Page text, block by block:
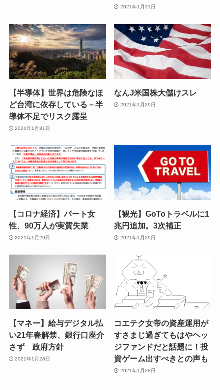
2021年1月31日
【半導体】世界は危険なほ
ど台湾に依存している－半
導体不足でリスク露呈
2021年1月31日
なんJ米国株大儲けスレ
2021年1月29日
【コロナ経済】パート女
性、90万人が実質失業
2021年1月29日
【観光】GoToトラベルに1
兆円追加。3次補正
2021年1月29日
【マネー】給与デジタル払
い21年春解禁、銀行口座介
さず 政府方針
2021年1月28日
コエテク女帝の資産運用が
すさまじ過ぎてもはやヘッ
ジファンドだと話題に！投
資ゲーム出すべきとの声も
2021年1月28日